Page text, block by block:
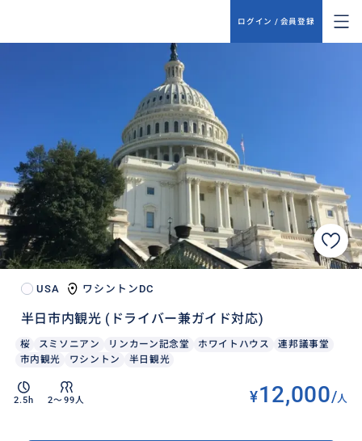
ログイン / 会員登録
USA ワシントンDC
半日市内観光 (ドライバー兼ガイド対応)
桜 スミソニアン リンカーン記念堂 ホワイトハウス
連邦議事堂
市内観光
ワシントン 半日観光
2.5h 2〜99人 ¥12,000/人